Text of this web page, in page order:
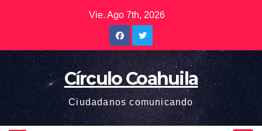
Vie. Ago 7th, 2026
Círculo Coahuila
Ciudadanos comunicando